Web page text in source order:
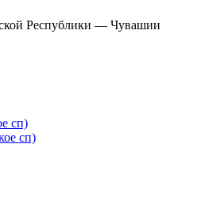
Республики — Чувашии
сп)
сп)